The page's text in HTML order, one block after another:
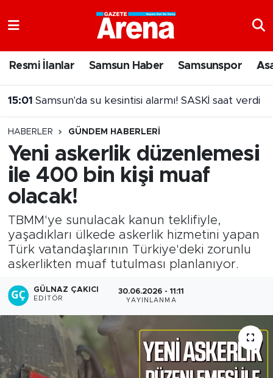
Resmi İlanlar Samsun Haber Samsunspor
Samsun'da su kesintisi alarmı! SASKİ saat verdi
Fenerbahçe'den 20 milyon euro'yu aşan teklif
HABERLER GÜNDEM HABERLERI
Yeni askerlik düzenlemesi
ile 400 bin kişi muaf
olacak!
TBMM'ye sunulacak kanun teklifiyle,
yaşadıkları ülkede askerlik hizmetini yapan
Türk vatandaşlarının Türkiye'deki zorunlu
askerlikten muaf tutulması planlanıyor.
GÜLNAZ ÇAKICI
EDITÖR
30.06.2026 - 11:11
YAYINLANMA
Süper Lig Puan Durumu ve Fikstür
Tüm Manşetler
Son Dakika Haberleri
Haber Arşivi